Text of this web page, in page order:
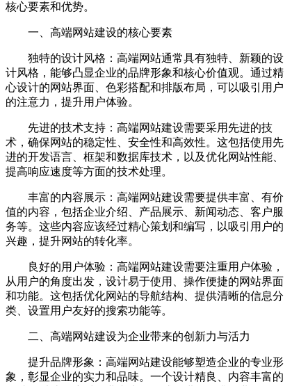
核心要素和优势。
一、高端网站建设的核心要素
独特的设计风格：高端网站通常具有独特、新颖的设
计风格，能够凸显企业的品牌形象和核心价值观。通过精
心设计的网站界面、色彩搭配和排版布局，可以吸引用户
的注意力，提升用户体验。
先进的技术支持：高端网站建设需要采用先进的技
术，确保网站的稳定性、安全性和高效性。这包括使用先
进的开发语言、框架和数据库技术，以及优化网站性能、
提高响应速度等方面的技术处理。
丰富的内容展示：高端网站建设需要提供丰富、有价
值的内容，包括企业介绍、产品展示、新闻动态、客户服
务等。这些内容应该经过精心策划和编写，以吸引用户的
兴趣，提升网站的转化率。
良好的用户体验：高端网站建设需要注重用户体验，
从用户的角度出发，设计易于使用、操作便捷的网站界面
和功能。这包括优化网站的导航结构、提供清晰的信息分
类、设置用户友好的搜索功能等。
二、高端网站建设为企业带来的创新力与活力
提升品牌形象：高端网站建设能够塑造企业的专业形
象，彰显企业的实力和品味。一个设计精良、内容丰富的